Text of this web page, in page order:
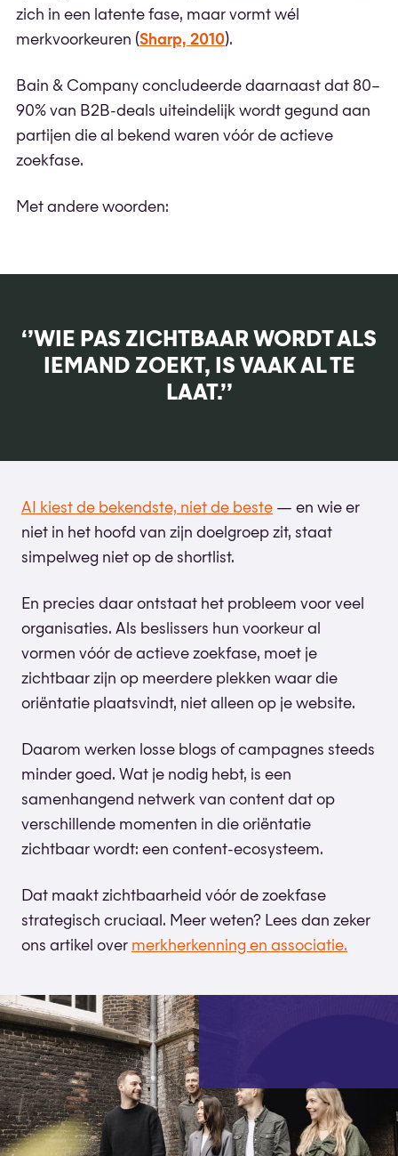
zich in een latente fase, maar vormt wél
merkvoorkeuren (Sharp, 2010).
Bain & Company concludeerde daarnaast dat 80–
90% van B2B-deals uiteindelijk wordt gegund aan
partijen die al bekend waren vóór de actieve
zoekfase.
Met andere woorden:
‘’WIE PAS ZICHTBAAR WORDT ALS
IEMAND ZOEKT, IS VAAK AL TE
LAAT.’’
AI kiest de bekendste, niet de beste — en wie er
niet in het hoofd van zijn doelgroep zit, staat
simpelweg niet op de shortlist.
En precies daar ontstaat het probleem voor veel
organisaties. Als beslissers hun voorkeur al
vormen vóór de actieve zoekfase, moet je
zichtbaar zijn op meerdere plekken waar die
oriëntatie plaatsvindt, niet alleen op je website.
Daarom werken losse blogs of campagnes steeds
minder goed. Wat je nodig hebt, is een
samenhangend netwerk van content dat op
verschillende momenten in die oriëntatie
zichtbaar wordt: een content-ecosysteem.
Dat maakt zichtbaarheid vóór de zoekfase
strategisch cruciaal. Meer weten? Lees dan zeker
ons artikel over merkherkenning en associatie.